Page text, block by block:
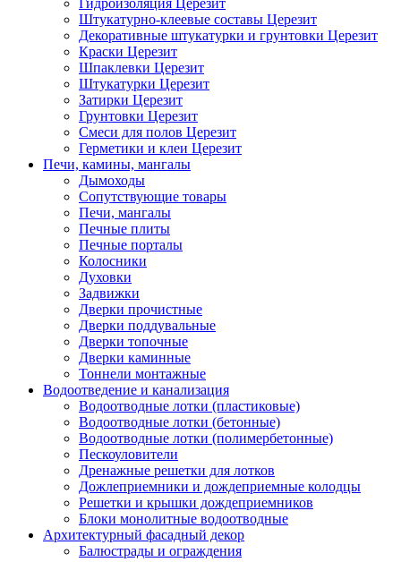
Гидроизоляция Церезит
Штукатурно-клеевые составы Церезит
Декоративные штукатурки и грунтовки Церезит
Краски Церезит
Шпаклевки Церезит
Штукатурки Церезит
Затирки Церезит
Грунтовки Церезит
Смеси для полов Церезит
Герметики и клеи Церезит
Печи, камины, мангалы
Дымоходы
Сопутствующие товары
Печи, мангалы
Печные плиты
Печные порталы
Колосники
Духовки
Задвижки
Дверки прочистные
Дверки поддувальные
Дверки топочные
Дверки каминные
Тоннели монтажные
Водоотведение и канализация
Водоотводные лотки (пластиковые)
Водоотводные лотки (бетонные)
Водоотводные лотки (полимербетонные)
Пескоуловители
Дренажные решетки для лотков
Дожлеприемники и дождеприемные колодцы
Решетки и крышки дождеприемников
Блоки монолитные водоотводные
Архитектурный фасадный декор
Балюстрады и ограждения